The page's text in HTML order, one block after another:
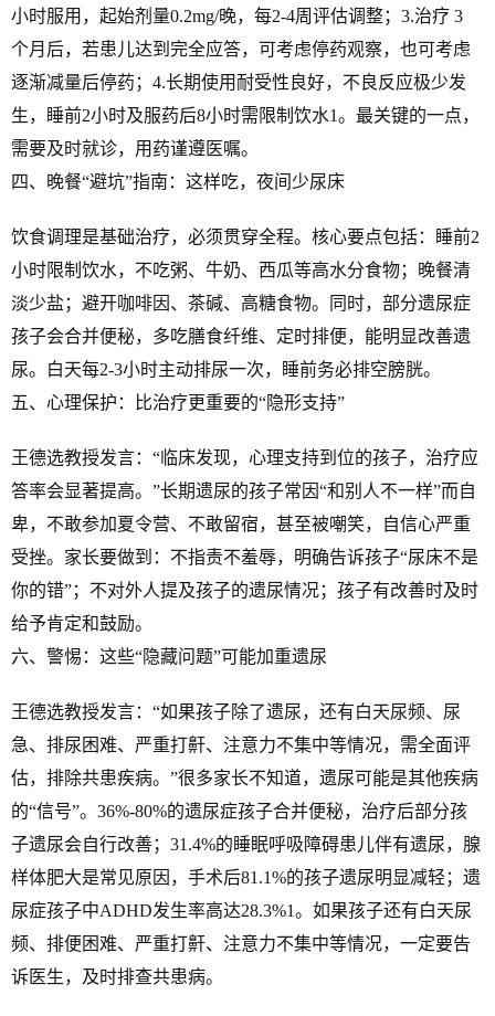
小时服用，起始剂量0.2mg/晚，每2-4周评估调整；3.治疗 3
个月后，若患儿达到完全应答，可考虑停药观察，也可考虑
逐渐减量后停药；4.长期使用耐受性良好，不良反应极少发
生，睡前2小时及服药后8小时需限制饮水1。最关键的一点，
需要及时就诊，用药谨遵医嘱。
四、晚餐“避坑”指南：这样吃，夜间少尿床
饮食调理是基础治疗，必须贯穿全程。核心要点包括：睡前2
小时限制饮水，不吃粥、牛奶、西瓜等高水分食物；晚餐清
淡少盐；避开咖啡因、茶碱、高糖食物。同时，部分遗尿症
孩子会合并便秘，多吃膳食纤维、定时排便，能明显改善遗
尿。白天每2-3小时主动排尿一次，睡前务必排空膀胱。
五、心理保护：比治疗更重要的“隐形支持”
王德选教授发言：“临床发现，心理支持到位的孩子，治疗应
答率会显著提高。”长期遗尿的孩子常因“和别人不一样”而自
卑，不敢参加夏令营、不敢留宿，甚至被嘲笑，自信心严重
受挫。家长要做到：不指责不羞辱，明确告诉孩子“尿床不是
你的错”；不对外人提及孩子的遗尿情况；孩子有改善时及时
给予肯定和鼓励。
六、警惕：这些“隐藏问题”可能加重遗尿
王德选教授发言：“如果孩子除了遗尿，还有白天尿频、尿
急、排尿困难、严重打鼾、注意力不集中等情况，需全面评
估，排除共患疾病。”很多家长不知道，遗尿可能是其他疾病
的“信号”。36%-80%的遗尿症孩子合并便秘，治疗后部分孩
子遗尿会自行改善；31.4%的睡眠呼吸障碍患儿伴有遗尿，腺
样体肥大是常见原因，手术后81.1%的孩子遗尿明显减轻；遗
尿症孩子中ADHD发生率高达28.3%1。如果孩子还有白天尿
频、排便困难、严重打鼾、注意力不集中等情况，一定要告
诉医生，及时排查共患病。